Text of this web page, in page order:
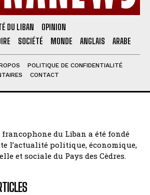
DU LIBAN
OPINION
SOCIÉTÉ MONDE ANGLAIS ARABE
POLITIQUE DE CONFIDENTIALITÉ
CONTACT
du Liban a été fondé
l’actualité politique, économique,
et sociale du Pays des Cèdres.